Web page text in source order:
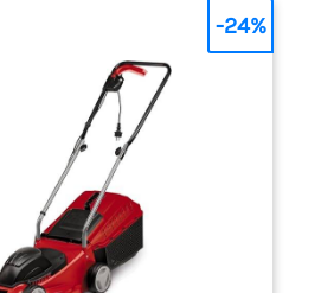
conception
LARGEUR DE COUPE DE
38 CM - La tondeuse
Alpina BL 380 E offre
une largeur de coupe
de 38 cm, permettant
de couvrir plus de
terrain en moins de
temps, idéale pour les
petites et moyennes
surfaces jusqu'à 500
-24%